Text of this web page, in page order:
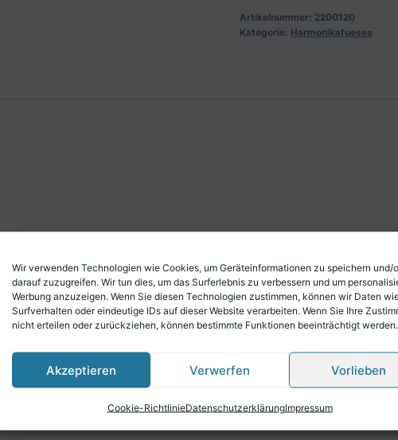
Wir verwenden Technologien wie Cookies, um Geräteinformationen zu speichern und/
darauf zuzugreifen. Wir tun dies, um das Surferlebnis zu verbessern und um
Werbung anzuzeigen. Wenn Sie diesen Technologien zustimmen, können wir Daten
Surfverhalten oder eindeutige IDs auf dieser Website verarbeiten. Wenn Sie Ihre
nicht erteilen oder zurückziehen, können bestimmte Funktionen beeinträchtigt werden.
Akzeptieren Verwerfen Vorlieben
Cookie-RichtlinieDatenschutzerklärungImpressum
Artikelnummer: 2200120
Kategorie: Harmonikafuesse